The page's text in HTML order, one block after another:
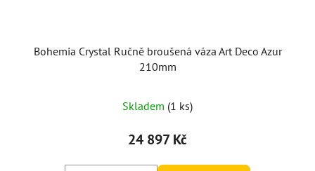
Bohemia Crystal Ručně broušená váza Art Deco Azur
210mm
Skladem (1 ks)
24 897 Kč